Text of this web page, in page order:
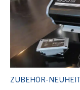
ZUBEHÖR-